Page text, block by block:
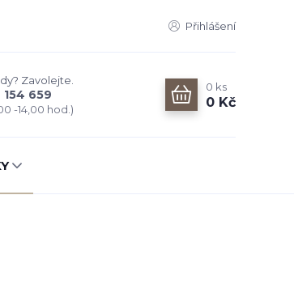
Přihlášení
Zavolejte.
659
-14,00 hod.)
0 ks
0 Kč